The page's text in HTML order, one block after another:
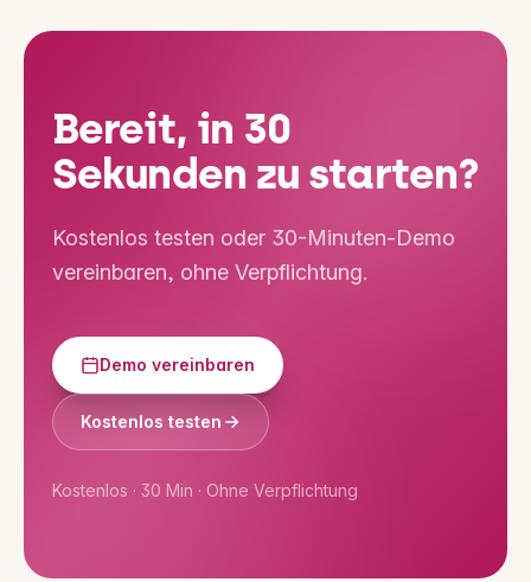
Bereit, in 30
Sekunden zu starten?
Kostenlos testen oder 30-Minuten-Demo
vereinbaren, ohne Verpflichtung.
Demo vereinbaren
Kostenlos testen
Kostenlos · 30 Min · Ohne Verpflichtung